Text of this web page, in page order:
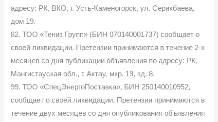
адресу: РК, ВКО, г. Усть-Каменогорск, ул. Серикбаева,
дом 19.
82. ТОО «Тениз Групп» (БИН 070140001737) сообщает о
своей ликвидации. Претензии принимаются в течение 2-х
месяцев со дня публикации объявления по адресу: РК,
Мангистауская обл., г. Актау, мкр. 19, зд. 8.
99. ТОО «СпецЭнергоПоставка», БИН 250140010952,
сообщает о своей ликвидации. Претензии принимаются в
течение двух месяцев со дня опубликования объявления